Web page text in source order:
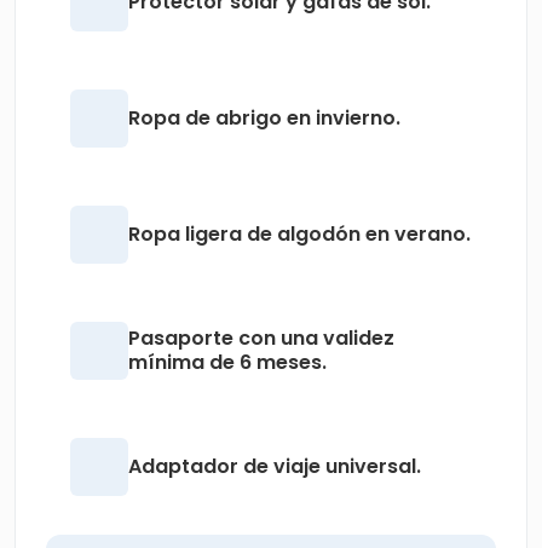
Ropa de abrigo en invierno.
Ropa ligera de algodón en verano.
Pasaporte con una validez
mínima de 6 meses.
Adaptador de viaje universal.